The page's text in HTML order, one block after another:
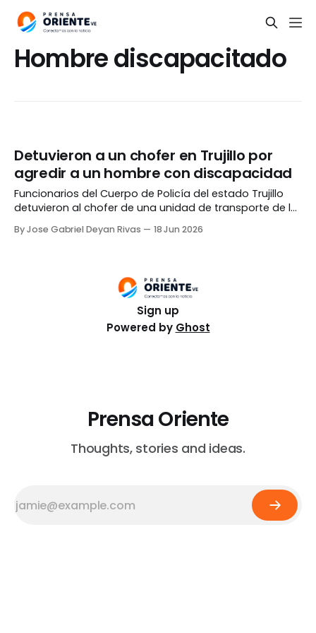
Hombre discapacitado
Detuvieron a un chofer en Trujillo por
agredir a un hombre con discapacidad
Funcionarios del Cuerpo de Policía del estado Trujillo
detuvieron al chofer de una unidad de transporte de la
discapacidad. El hecho ocurrió en la parada ubicada
By Jose Gabriel Deyan Rivas 18 Jun 2026
Sign up
Powered by Ghost
Prensa Oriente
Thoughts, stories and ideas.